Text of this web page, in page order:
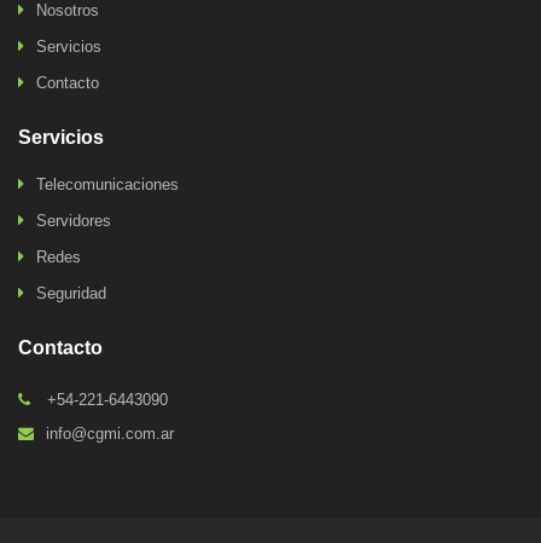
Nosotros
Servicios
Contacto
Servicios
Telecomunicaciones
Servidores
Redes
Seguridad
Contacto
+54-221-6443090
info@cgmi.com.ar